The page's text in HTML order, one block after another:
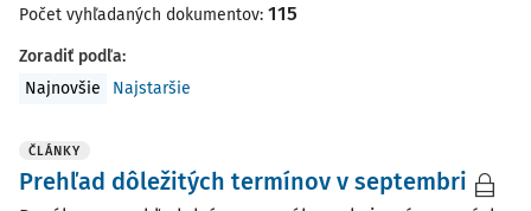
Počet vyhľadaných dokumentov: 115
Zoradiť podľa:
Najnovšie
Najstaršie
ČLÁNKY
Prehľad dôležitých termínov v septembri